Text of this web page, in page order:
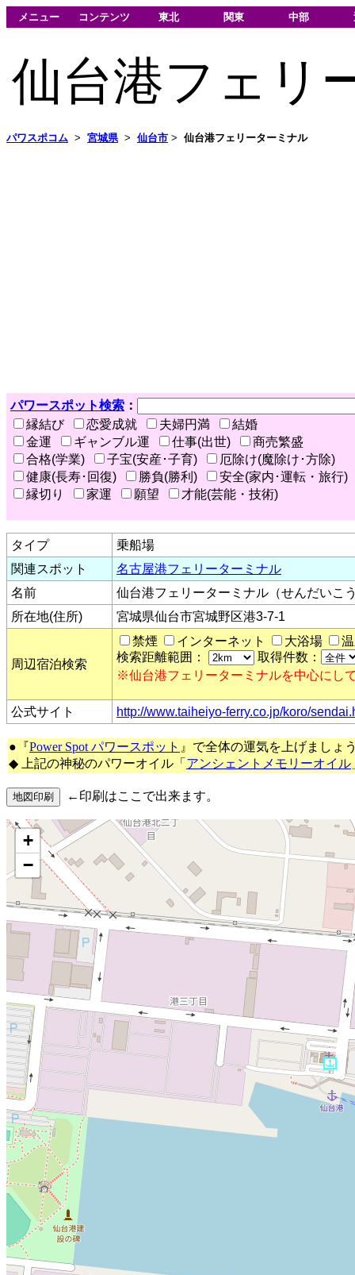
メニュー コンテンツ 東北 関東 中部
仙台港フェリ
パワスポコム > 宮城県> 仙台市 > 仙台港フェリーターミナル
パワースポット検索 ：
縁結び
恋愛成就 夫婦円満
結婚
金運
ギャンブル運 仕事(出世)
商売繁盛
合格(学業)
子宝(安産･子育)
厄除け(魔除け･方除)
健康(長寿･回復)
勝負(勝利)
安全(家内･運転・旅行)
縁切り
家運 願望 才能(芸能・技術)
タイプ
乗船場
関連スポット
名古屋港フェリーターミナル
名前
仙台港フェリーターミナル（せんだいこ
所在地(住所)
宮城県仙台市宮城野区港3-7-1
周辺宿泊検索
禁煙 インターネット 大浴場
検索距離範囲：
取得件数：
※仙台港フェリーターミナルを中心にし
公式サイト http://www.taiheiyo-ferry.co.jp/koro/
●『Power Spot パワースポット 』で全体の運気を上げましょ
◆ 上記の神秘のパワーオイル「 アンシェントメモリーオイル
←印刷はここで出来ます。
+
−